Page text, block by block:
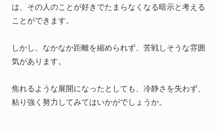
は、その人のことが好きでたまらなくなる暗示と考える
ことができます。
しかし、なかなか距離を縮められず、苦戦しそうな雰囲
気があります。
焦れるような展開になったとしても、冷静さを失わず、
粘り強く努力してみてはいかがでしょうか。